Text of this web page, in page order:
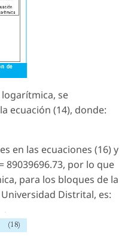
se
ecuación (14), donde:
en las ecuaciones (16) y
89039696.73, por lo que
para los bloques de la
Distrital, es: